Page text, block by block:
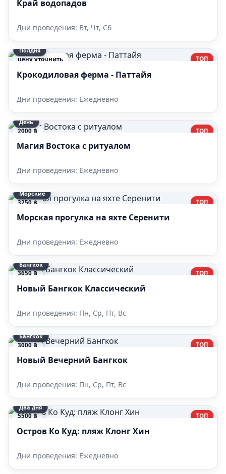
Край водопадов
Дни проведения: Вт, Чт, Сб
цену уточнить ТОП
Полдня
Крокодиловая ферма - Паттайя
Дни проведения: Ежедневно
2000 ฿ ТОП
День
Магия Востока с ритуалом
Дни проведения: Ежедневно
3250 ฿ ТОП
Морские
Морская прогулка на яхте Серенити
Дни проведения: Ежедневно
3650 ฿ ТОП
Бангкок
Новый Бангкок Классический
Дни проведения: Пн, Ср, Пт, Вс
3000 ฿ ТОП
Бангкок
Новый Вечерний Бангкок
Дни проведения: Пн, Ср, Пт, Вс
5500 ฿ ТОП
Два дня
Остров Ко Куд: пляж Клонг Хин
Дни проведения: Ежедневно